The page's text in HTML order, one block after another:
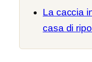
La caccia
casa di